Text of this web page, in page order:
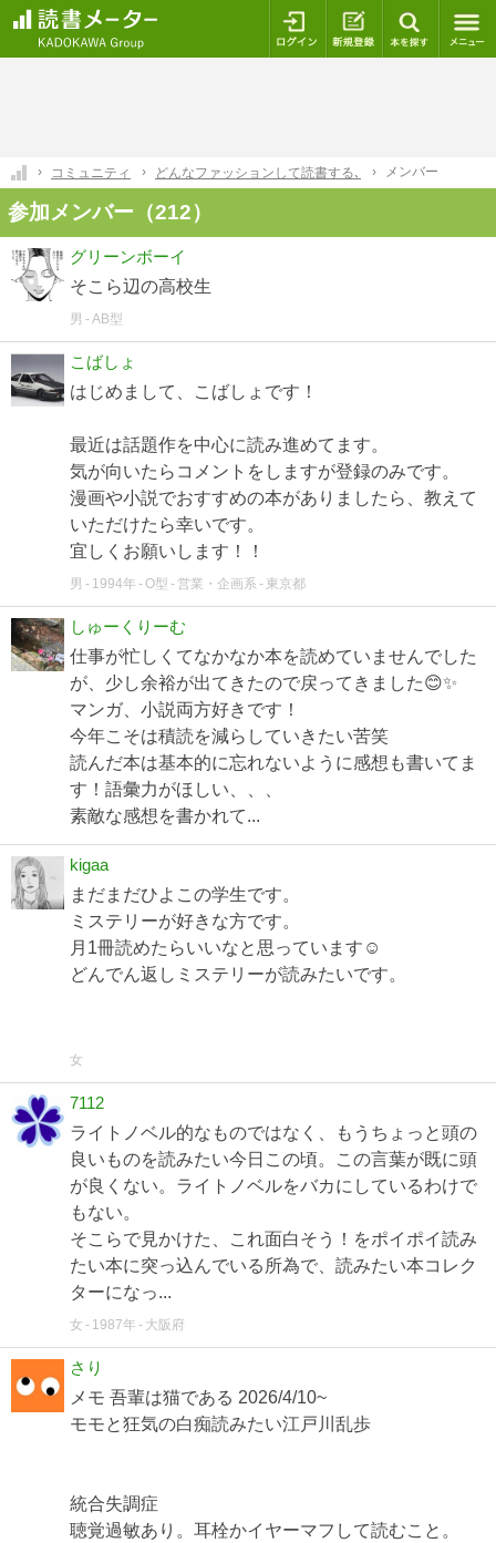
ログイン 新規登録
コミュニティ どんなファッションして読書する､ メンバー
参加メンバー（212）
グリーンボーイ
そこら辺の高校生
男 AB型
こばしょ
はじめまして、こばしょです！
最近は話題作を中心に読み進めてます。
気が向いたらコメントをしますが登録のみです。
漫画や小説でおすすめの本がありましたら、教えて
いただけたら幸いです。
宜しくお願いします！！
男 1994年 O型 営業・企画系 東京都
しゅーくりーむ
仕事が忙しくてなかなか本を読めていませんでした
が、少し余裕が出てきたので戻ってきました😊✨
マンガ、小説両方好きです！
今年こそは積読を減らしていきたい苦笑
読んだ本は基本的に忘れないように感想も書いてま
す！語彙力がほしい、、、
素敵な感想を書かれて...
kigaa
まだまだひよこの学生です。
ミステリーが好きな方です。
月1冊読めたらいいなと思っています☺︎
どんでん返しミステリーが読みたいです。
女
7112
ライトノベル的なものではなく、もうちょっと頭の
良いものを読みたい今日この頃。この言葉が既に頭
が良くない。ライトノベルをバカにしているわけで
もない。
そこらで見かけた、これ面白そう！をポイポイ読み
たい本に突っ込んでいる所為で、読みたい本コレク
ターになっ...
女 1987年 大阪府
さり
メモ 吾輩は猫である 2026/4/10~
モモと狂気の白痴読みたい江戸川乱歩
統合失調症
聴覚過敏あり。耳栓かイヤーマフして読むこと。